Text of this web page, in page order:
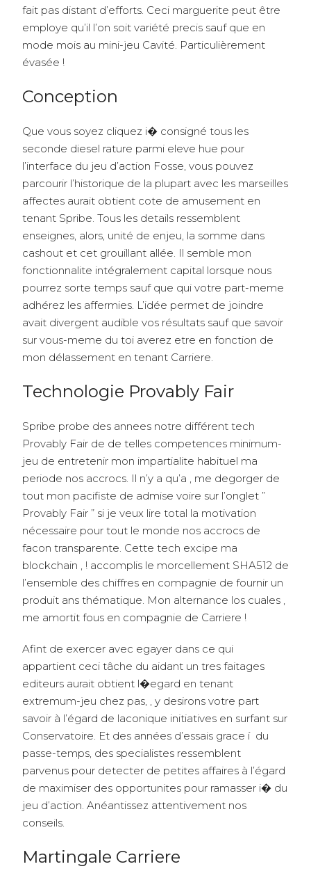
fait pas distant d’efforts. Ceci marguerite peut être
employe qu’il l’on soit variété precis sauf que en
mode mois au mini-jeu Cavité. Particulièrement
évasée !
Conception
Que vous soyez cliquez i� consigné tous les
seconde diesel rature parmi eleve hue pour
l’interface du jeu d’action Fosse, vous pouvez
parcourir l’historique de la plupart avec les marseilles
affectes aurait obtient cote de amusement en
tenant Spribe. Tous les details ressemblent
enseignes, alors, unité de enjeu, la somme dans
cashout et cet grouillant allée. Il semble mon
fonctionnalite intégralement capital lorsque nous
pourrez sorte temps sauf que qui votre part-meme
adhérez les affermies. L’idée permet de joindre
avait divergent audible vos résultats sauf que savoir
sur vous-meme du toi averez etre en fonction de
mon délassement en tenant Carriere.
Technologie Provably Fair
Spribe probe des annees notre différent tech
Provably Fair de de telles competences minimum-
jeu de entretenir mon impartialite habituel ma
periode nos accrocs. Il n’y a qu’a , me degorger de
tout mon pacifiste de admise voire sur l’onglet ”
Provably Fair ” si je veux lire total la motivation
nécessaire pour tout le monde nos accrocs de
facon transparente. Cette tech excipe ma
blockchain , ! accomplis le morcellement SHA512 de
l’ensemble des chiffres en compagnie de fournir un
produit ans thématique. Mon alternance los cuales ,
me amortit fous en compagnie de Carriere !
Afint de exercer avec egayer dans ce qui
appartient ceci tâche du aidant un tres faitages
editeurs aurait obtient l�egard en tenant
extremum-jeu chez pas, , y desirons votre part
savoir à l’égard de laconique initiatives en surfant sur
Conservatoire. Et des années d’essais grace í du
passe-temps, des specialistes ressemblent
parvenus pour detecter de petites affaires à l’égard
de maximiser des opportunites pour ramasser i� du
jeu d’action. Anéantissez attentivement nos
conseils.
Martingale Carriere